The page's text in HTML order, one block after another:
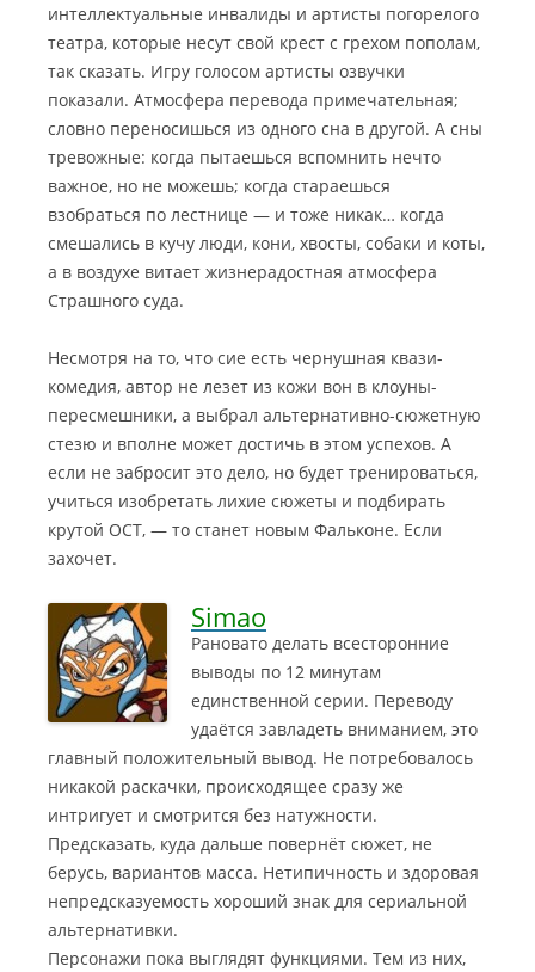
интеллектуальные инвалиды и артисты погорелого
театра, которые несут свой крест с грехом пополам,
так сказать. Игру голосом артисты озвучки
показали. Атмосфера перевода примечательная;
словно переносишься из одного сна в другой. А сны
тревожные: когда пытаешься вспомнить нечто
важное, но не можешь; когда стараешься
взобраться по лестнице — и тоже никак… когда
смешались в кучу люди, кони, хвосты, собаки и коты,
а в воздухе витает жизнерадостная атмосфера
Страшного суда.
Несмотря на то, что сие есть чернушная квази-
комедия, автор не лезет из кожи вон в клоуны-
пересмешники, а выбрал альтернативно-сюжетную
стезю и вполне может достичь в этом успехов. А
если не забросит это дело, но будет тренироваться,
учиться изобретать лихие сюжеты и подбирать
крутой ОСТ, — то станет новым Фальконе. Если
захочет.
Simao
Рановато делать всесторонние
выводы по 12 минутам
единственной серии. Переводу
удаётся завладеть вниманием, это
главный положительный вывод. Не потребовалось
никакой раскачки, происходящее сразу же
интригует и смотрится без натужности.
Предсказать, куда дальше повернёт сюжет, не
берусь, вариантов масса. Нетипичность и здоровая
непредсказуемость хороший знак для сериальной
альтернативки.
Персонажи пока выглядят функциями. Тем из них,